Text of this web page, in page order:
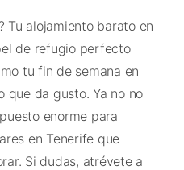
Tu alojamiento barato en
de refugio perfecto
tu fin de semana en
que da gusto. Ya no no
enorme para
en Tenerife que
Si dudas, atrévete a